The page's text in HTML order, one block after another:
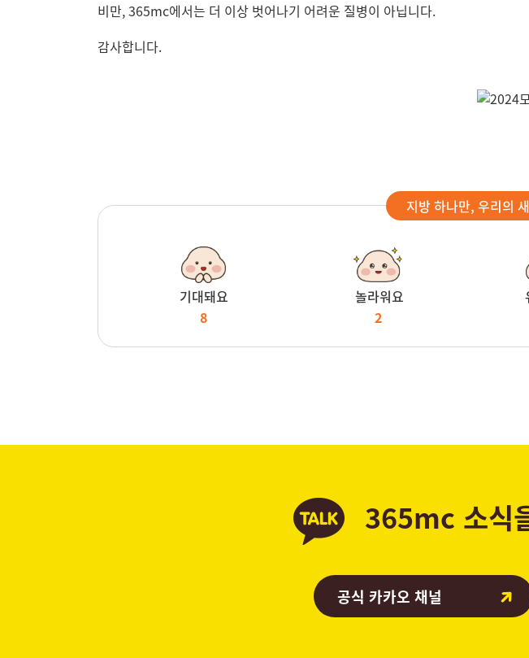
비만, 365mc에서는 더 이상 벗어나기 어려운 질병이 아닙니다.
감사합니다.
지방 하나만, 우리의
기대돼요
8
놀라워요
2
365mc 소식
공식 카카오 채널